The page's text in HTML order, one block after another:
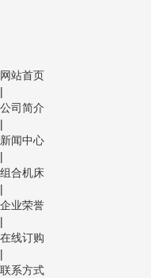
网站首页
|
公司简介
|
新闻中心
|
组合机床
|
企业荣誉
|
在线订购
|
联系方式